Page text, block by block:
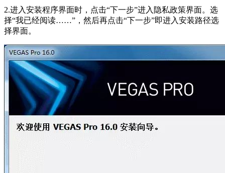
2.进入安装程序界面时，点击“下一步”进入隐私政策界面。选
择“我已经阅读……”，然后再点击“下一步”即进入安装路径选
择界面。